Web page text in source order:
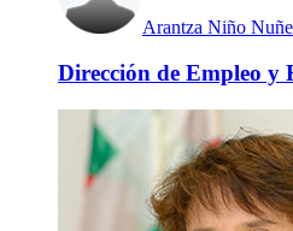
Arantza Niño
Dirección de Empleo y